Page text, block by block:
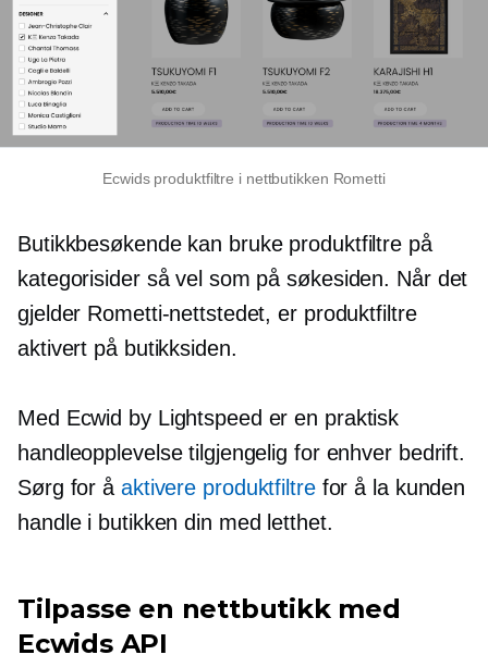
Ecwids produktfiltre i nettbutikken Rometti
Butikkbesøkende kan bruke produktfiltre på
kategorisider så vel som på søkesiden. Når det
gjelder Rometti-nettstedet, er produktfiltre
aktivert på butikksiden.
Med Ecwid by Lightspeed er en praktisk
handleopplevelse tilgjengelig for enhver bedrift.
Sørg for å aktivere produktfiltrefor å la kunden
handle i butikken din med letthet.
Tilpasse en nettbutikk med
Ecwids API